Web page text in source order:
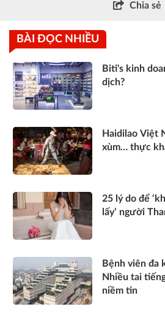
Chia sẻ
BÀI ĐỌC NHIỀU
Biti's kinh
dịch?
Haidilao Việt
xùm… thực
25 lý do để
lấy’ người
Bệnh viên đa
Nhiều tai
niềm tin